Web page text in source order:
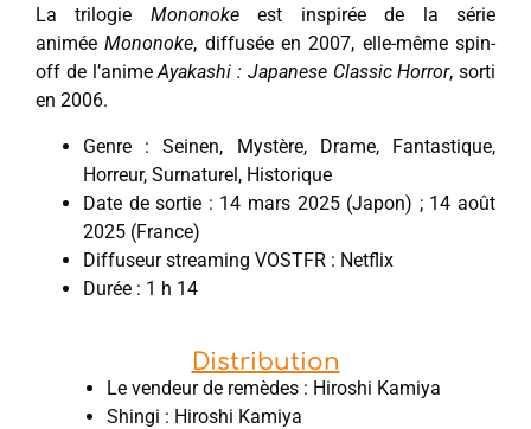
La trilogie Mononokeest inspirée de la série
animéeMononoke, diffusée en 2007, elle-même spin-
off de l’animeAyakashi : Japanese Classic Horror, sorti
en 2006.
Genre : Seinen, Mystère, Drame, Fantastique,
Horreur, Surnaturel, Historique
Date de sortie : 14 mars 2025 (Japon) ; 14 août
2025 (France)
Diffuseur streaming VOSTFR : Netflix
Durée : 1 h 14
Distribution
Le vendeur de remèdes : Hiroshi Kamiya
Shingi : Hiroshi Kamiya